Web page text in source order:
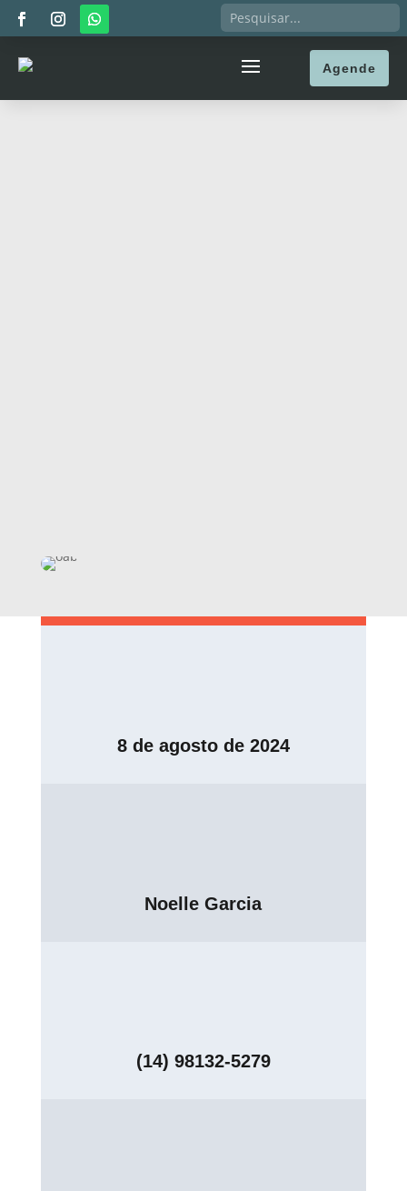
Agende
8 de agosto de 2024
Noelle Garcia
(14) 98132-5279